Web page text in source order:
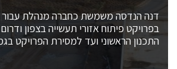
דנה הנדסה משמשת כחברה מנהלת
בפרויקט פיתוח אזורי תעשייה בצפון
התכנון הראשוני ועד למסירת הפרויקט